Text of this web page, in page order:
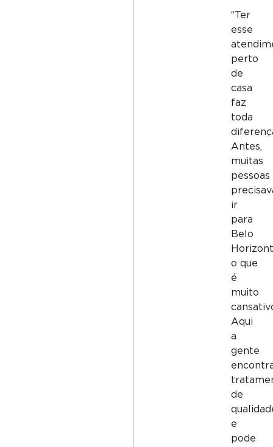
“Ter
esse
perto
de
casa
faz
toda
Antes,
muitas
pessoas
ir
para
Belo
o que
é
muito
Aqui
a
gente
de
e
pode